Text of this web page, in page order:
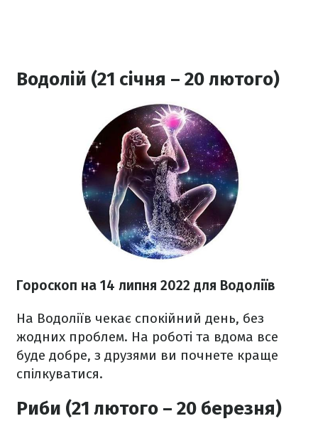
Водолій (21 січня – 20 лютого)
Гороскоп на 14 липня 2022 для Водоліїв
На Водоліїв чекає спокійний день, без
жодних проблем. На роботі та вдома все
буде добре, з друзями ви почнете краще
спілкуватися.
Риби (21 лютого – 20 березня)